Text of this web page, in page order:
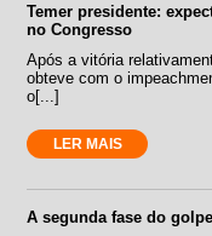
Temer presidente:
no Congresso
Após a vitória
obteve com o
o[...]
LER MAIS
A segunda fase do golpe